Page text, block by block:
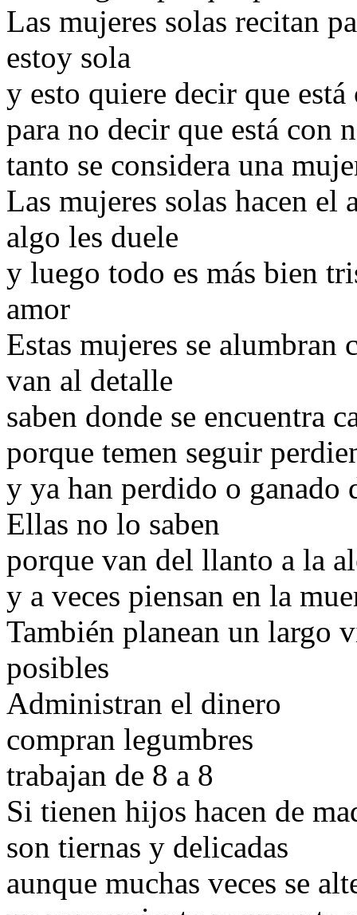
Las mujeres solas recitan
estoy sola
y esto quiere decir que está
para no decir que está con
tanto se considera una
Las mujeres solas hacen el
algo les duele
y luego todo es más bien
amor
Estas mujeres se alumbran
van al detalle
saben donde se encuentra
porque temen seguir
y ya han perdido o ganado
Ellas no lo saben
porque van del llanto a la
y a veces piensan en la
También planean un largo
posibles
Administran el dinero
compran legumbres
trabajan de 8 a 8
Si tienen hijos hacen de
son tiernas y delicadas
aunque muchas veces se